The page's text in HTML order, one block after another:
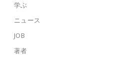
学ぶ
ニュース
JOB
著者